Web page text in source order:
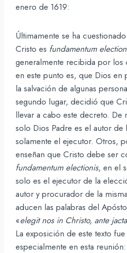
enero de 1619:
Últimamente se ha
Cristo es fundamentum
generalmente recibida por los
en este punto es, que Dios
la salvación de algunas
segundo lugar, decidió que
llevar a cabo este decreto. De
solo Dios Padre es el autor
solamente el ejecutor. Otros,
enseñan que Cristo debe ser
fundamentum electionis, en el
solo es el ejecutor de la
autor y procurador de la
aducen las palabras del
«elegit nos in Christo, ante
La exposición de este texto
especialmente en esta